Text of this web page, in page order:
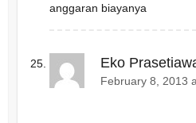
anggaran biayanya
Eko
February 8, 2013